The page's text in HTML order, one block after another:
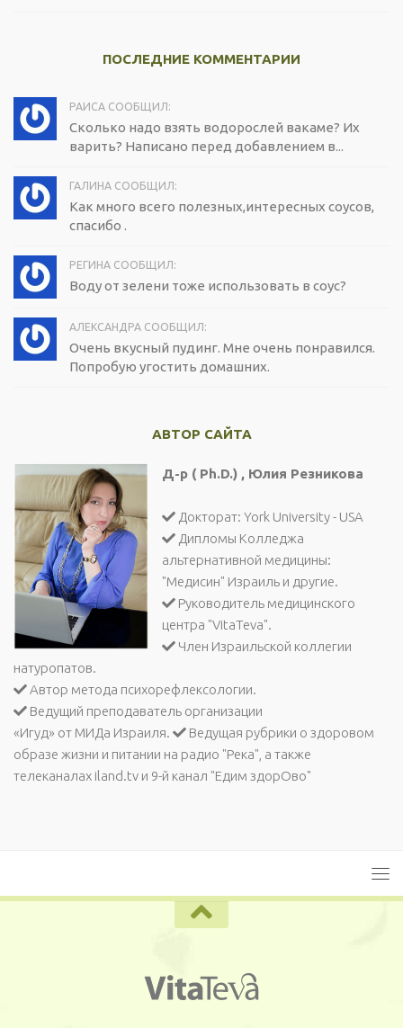
ПОСЛЕДНИЕ КОММЕНТАРИИ
РАИСА СООБЩИЛ:
Сколько надо взять водорослей вакаме? Их
варить? Написано перед добавлением в...
ГАЛИНА СООБЩИЛ:
Как много всего полезных,интересных соусов,
спасибо .
РЕГИНА СООБЩИЛ:
Воду от зелени тоже использовать в соус?
АЛЕКСАНДРА СООБЩИЛ:
Очень вкусный пудинг. Мне очень понравился.
Попробую угостить домашних.
АВТОР САЙТА
Д-р ( Ph.D.) , Юлия Резникова
Докторат: York University - USA
Дипломы Колледжа
альтернативной медицины:
"Медисин" Израиль и другие.
Руководитель медицинского
центра "VitaTeva".
Член Израильской коллегии
натуропатов.
Автор метода психорефлексологии.
Ведущий преподаватель организации
«Игуд» от МИДа Израиля.
Ведущая рубрики о здоровом
образе жизни и питании на радио "Река", а также
телеканалах iland.tv и 9-й канал "Едим здорОво"